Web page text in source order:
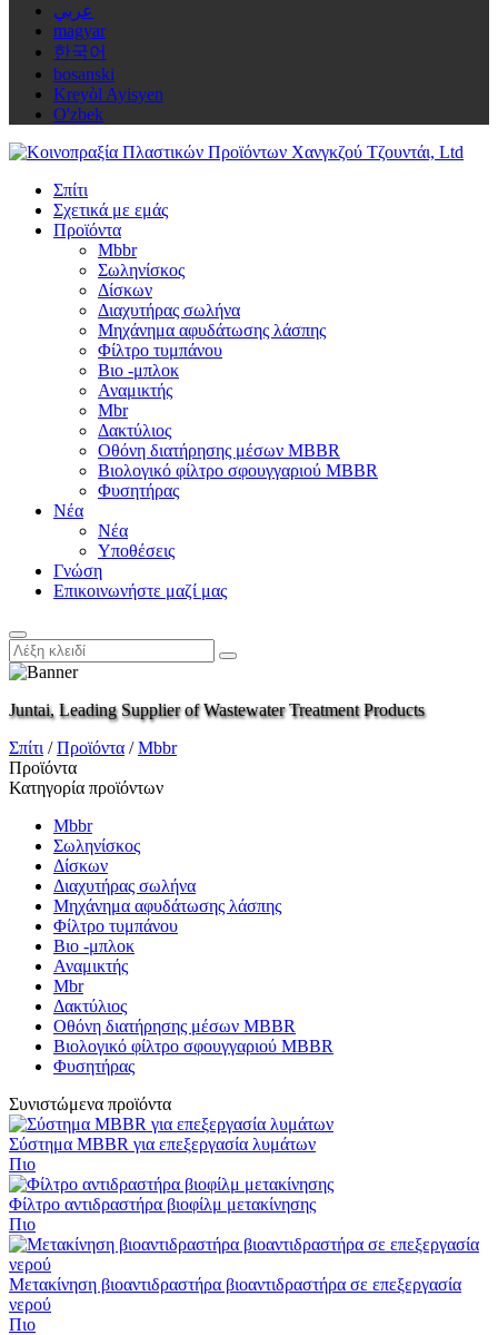
عربي
magyar
한국어
bosanski
Kreyòl Ayisyen
O'zbek
Σπίτι
Σχετικά με εμάς
Προϊόντα
Mbbr
Σωληνίσκος
Δίσκων
Διαχυτήρας σωλήνα
Μηχάνημα αφυδάτωσης λάσπης
Φίλτρο τυμπάνου
Βιο -μπλοκ
Αναμικτής
Mbr
Δακτύλιος
Οθόνη διατήρησης μέσων MBBR
Βιολογικό φίλτρο σφουγγαριού MBBR
Φυσητήρας
Νέα
Νέα
Υποθέσεις
Γνώση
Επικοινωνήστε μαζί μας
Juntai, Leading Supplier of Wastewater Treatment Products
Σπίτι /Προϊόντα /Mbbr
Προϊόντα
Κατηγορία προϊόντων
Mbbr
Σωληνίσκος
Δίσκων
Διαχυτήρας σωλήνα
Μηχάνημα αφυδάτωσης λάσπης
Φίλτρο τυμπάνου
Βιο -μπλοκ
Αναμικτής
Mbr
Δακτύλιος
Οθόνη διατήρησης μέσων MBBR
Βιολογικό φίλτρο σφουγγαριού MBBR
Φυσητήρας
Συνιστώμενα προϊόντα
Σύστημα MBBR για επεξεργασία λυμάτων
Πιο
Φίλτρο αντιδραστήρα βιοφίλμ μετακίνησης
Πιο
Μετακίνηση βιοαντιδραστήρα βιοαντιδραστήρα σε επεξεργασία
νερού
Πιο